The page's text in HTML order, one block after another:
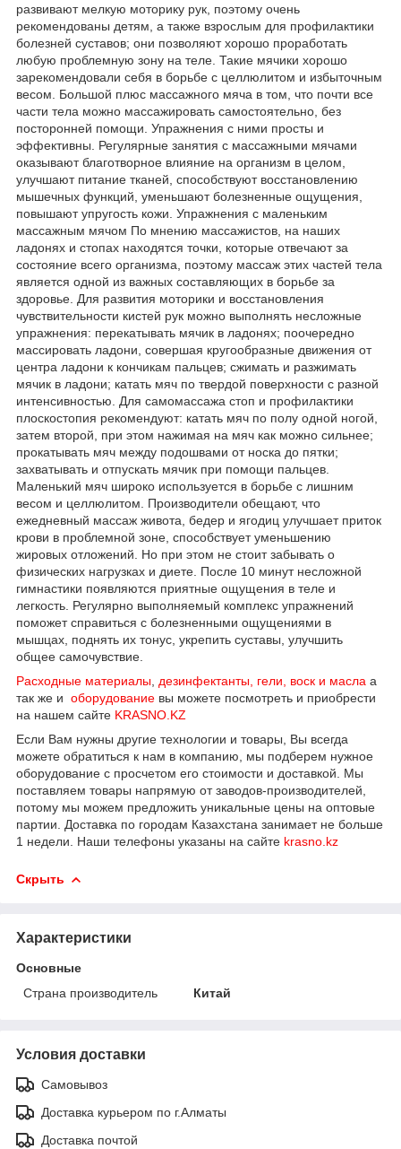
развивают мелкую моторику рук, поэтому очень
рекомендованы детям, а также взрослым для профилактики
болезней суставов; они позволяют хорошо проработать
любую проблемную зону на теле. Такие мячики хорошо
зарекомендовали себя в борьбе с целлюлитом и избыточным
весом. Большой плюс массажного мяча в том, что почти все
части тела можно массажировать самостоятельно, без
посторонней помощи. Упражнения с ними просты и
эффективны. Регулярные занятия с массажными мячами
оказывают благотворное влияние на организм в целом,
улучшают питание тканей, способствуют восстановлению
мышечных функций, уменьшают болезненные ощущения,
повышают упругость кожи. Упражнения с маленьким
массажным мячом По мнению массажистов, на наших
ладонях и стопах находятся точки, которые отвечают за
состояние всего организма, поэтому массаж этих частей тела
является одной из важных составляющих в борьбе за
здоровье. Для развития моторики и восстановления
чувствительности кистей рук можно выполнять несложные
упражнения: перекатывать мячик в ладонях; поочередно
массировать ладони, совершая кругообразные движения от
центра ладони к кончикам пальцев; сжимать и разжимать
мячик в ладони; катать мяч по твердой поверхности с разной
интенсивностью. Для самомассажа стоп и профилактики
плоскостопия рекомендуют: катать мяч по полу одной ногой,
затем второй, при этом нажимая на мяч как можно сильнее;
прокатывать мяч между подошвами от носка до пятки;
захватывать и отпускать мячик при помощи пальцев.
Маленький мяч широко используется в борьбе с лишним
весом и целлюлитом. Производители обещают, что
ежедневный массаж живота, бедер и ягодиц улучшает приток
крови в проблемной зоне, способствует уменьшению
жировых отложений. Но при этом не стоит забывать о
физических нагрузках и диете. После 10 минут несложной
гимнастики появляются приятные ощущения в теле и
легкость. Регулярно выполняемый комплекс упражнений
поможет справиться с болезненными ощущениями в
мышцах, поднять их тонус, укрепить суставы, улучшить
общее самочувствие.
Расходные материалы дезинфектанты, гели, воск и масла а
так же и оборудование вы можете посмотреть и приобрести
на нашем сайте KRASNO.KZ
Если Вам нужны другие технологии и товары, Вы всегда
можете обратиться к нам в компанию, мы подберем нужное
оборудование с просчетом его стоимости и доставкой. Мы
поставляем товары напрямую от заводов-производителей,
потому мы можем предложить уникальные цены на оптовые
партии. Доставка по городам Казахстана занимает не больше
1 недели. Наши телефоны указаны на сайте krasno.kz
Скрыть
Характеристики
Основные
Страна производитель
Китай
Условия доставки
Самовывоз
Доставка курьером по г.Алматы
Доставка почтой